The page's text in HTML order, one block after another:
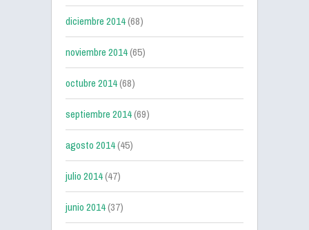
diciembre 2014(68)
noviembre 2014(65)
octubre 2014(68)
septiembre 2014(69)
agosto 2014(45)
julio 2014(47)
junio 2014(37)